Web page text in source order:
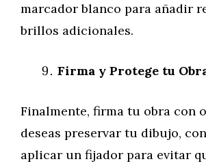
marcador blanco para añadir
brillos adicionales.
Firma y Protege tu
Finalmente, firma tu obra con
deseas preservar tu dibujo,
aplicar un fijador para evitar